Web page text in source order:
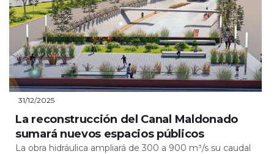
31/12/2025
La reconstrucción del Canal Maldonado
sumará nuevos espacios públicos
La obra hidráulica ampliará de 300 a 900 m³/s su caudal